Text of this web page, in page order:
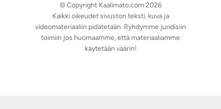
© Copyright Kaalimato.com 2026
Kaikki oikeudet sivuston teksti, kuva ja
videomateriaaliin pidätetään. Ryhdymme juridisiin
toimiin jos huomaamme, että materiaaliamme
käytetään väärin!